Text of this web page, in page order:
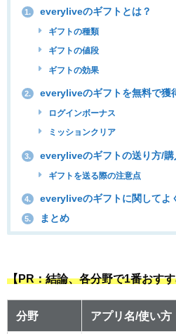
1. everyliveのギフトとは？
ギフトの種類
ギフトの値段
ギフトの効果
2. everyliveのギフトを無料で獲
ログインボーナス
ミッションクリア
3. everyliveのギフトの送り方/購
ギフトを送る際の注意点
4. everyliveのギフトに関してよ
5. まとめ
【PR：結論、各分野で1番おす
分野 アプリ名/使い方